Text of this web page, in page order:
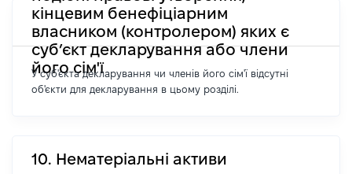
кінцевим бенефіціарним
власником (контролером) яких є
суб’єкт декларування або члени
його сім'ї
У суб'єкта декларування чи членів його сім'ї відсутні
об'єкти для декларування в цьому розділі.
10. Нематеріальні активи